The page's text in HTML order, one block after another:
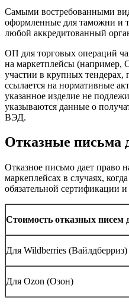
Самыми востребованными
оформленные для таможни и
любой аккредитованный
ОП для торговых операций
на маркетплейсы (например,
участии в крупных тендерах,
ссылается на нормативные
указанное изделие не
указываются данные о
ВЭД.
Отказные письма
Отказное письмо дает право
маркеплейсах в случаях,
обязательной сертификации
Стоимость отказных писем
Для Wildberries (Вайлдберриз)
Для Ozon (Озон)